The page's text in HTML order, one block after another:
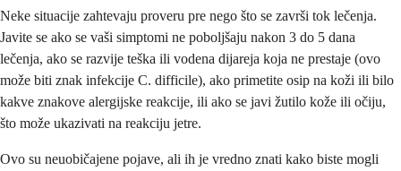
Neke situacije zahtevaju proveru pre nego što se završi tok lečenja.
Javite se ako se vaši simptomi ne poboljšaju nakon 3 do 5 dana
lečenja, ako se razvije teška ili vodena dijareja koja ne prestaje (ovo
može biti znak infekcije C. difficile), ako primetite osip na koži ili bilo
kakve znakove alergijske reakcije, ili ako se javi žutilo kože ili očiju,
što može ukazivati na reakciju jetre.
Ovo su neuobičajene pojave, ali ih je vredno znati kako biste mogli